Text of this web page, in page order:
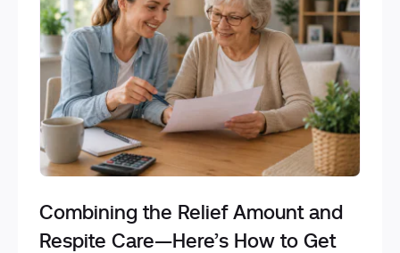
Combining the Relief Amount and
Respite Care—Here’s How to Get